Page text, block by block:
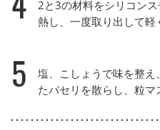
2と3の材料をシリコン
熱し、一度取り出して軽
5
塩、こしょうで味を整
たパセリを散らし、粒マ